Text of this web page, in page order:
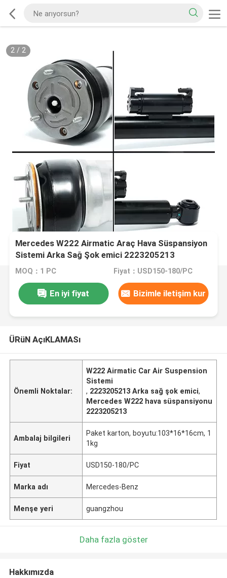
2/ 2
Mercedes W222 Airmatic Araç Hava Süspansiyon
Sistemi Arka Sağ Şok emici 2223205213
MOQ：1 PC Fiyat：USD150-180/PC
En iyi fiyat Bizimle iletişim kur
ÜRüN AçıKLAMASı
Önemli Noktalar:
W222 Airmatic Car Air Suspension
Sistemi
, 2223205213 Arka sağ şok emici,
Mercedes W222 hava süspansiyonu
2223205213
Ambalaj bilgileri
Paket karton, boyutu:103*16*16cm, 1
1kg
Fiyat USD150-180/PC
Marka adı Mercedes-Benz
Menşe yeri guangzhou
Daha fazla göster
Hakkımızda